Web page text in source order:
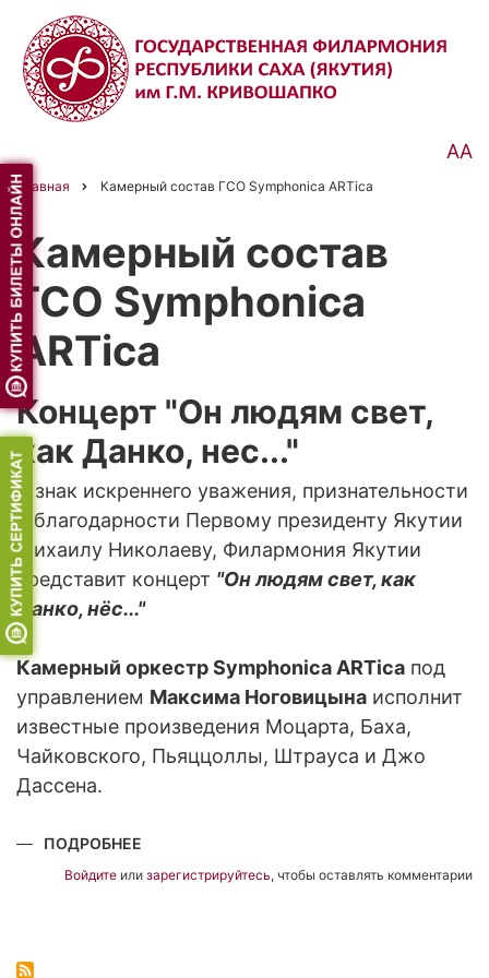
Перейти
основному
содержанию
АА
Строка
навигации
Главная Камерный состав ГСО Symphonica ARTica
Камерный состав
ГСО Symphonica
ARTica
Концерт "Он людям свет,
как Данко, нес..."
В знак искреннего уважения, признательности
и благодарности Первому президенту Якутии
Михаилу Николаеву, Филармония Якутии
представит концерт "Он людям свет, как
Данко, нёс..."
Камерный оркестр Symphonica ARTica под
управлением Максима Ноговицына исполнит
известные произведения Моцарта, Баха,
Чайковского, Пьяццоллы, Штрауса и Джо
Дассена.
ПОДРОБНЕЕ
"ОН
ЛЮДЯМ
Войдите или зарегистрируйтесь, чтобы оставлять комментарии